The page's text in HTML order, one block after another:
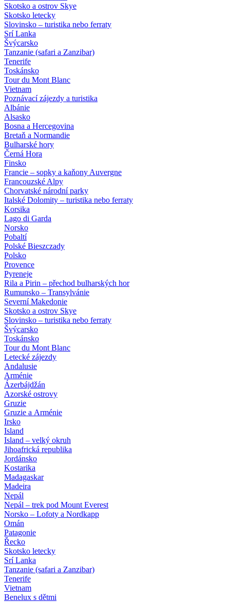
Skotsko a ostrov Skye
Skotsko letecky
Slovinsko – turistika nebo ferraty
Srí Lanka
Švýcarsko
Tanzanie (safari a Zanzibar)
Tenerife
Toskánsko
Tour du Mont Blanc
Vietnam
Poznávací zájezdy a turistika
Albánie
Alsasko
Bosna a Hercegovina
Bretaň a Normandie
Bulharské hory
Černá Hora
Finsko
Francie – sopky a kaňony Auvergne
Francouzské Alpy
Chorvatské národní parky
Italské Dolomity – turistika nebo ferraty
Korsika
Lago di Garda
Norsko
Pobaltí
Polské Bieszczady
Polsko
Provence
Pyreneje
Rila a Pirin – přechod bulharských hor
Rumunsko – Transylvánie
Severní Makedonie
Skotsko a ostrov Skye
Slovinsko – turistika nebo ferraty
Švýcarsko
Toskánsko
Tour du Mont Blanc
Letecké zájezdy
Andalusie
Arménie
Ázerbájdžán
Azorské ostrovy
Gruzie
Gruzie a Arménie
Irsko
Island
Island – velký okruh
Jihoafrická republika
Jordánsko
Kostarika
Madagaskar
Madeira
Nepál
Nepál – trek pod Mount Everest
Norsko – Lofoty a Nordkapp
Omán
Patagonie
Řecko
Skotsko letecky
Srí Lanka
Tanzanie (safari a Zanzibar)
Tenerife
Vietnam
Benelux s dětmi